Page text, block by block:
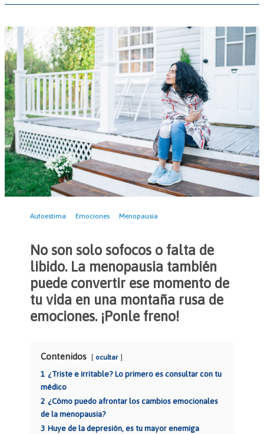
Autoestima Emociones Menopausia
No son solo sofocos o falta de
libido. La menopausia también
puede convertir ese momento de
tu vida en una montaña rusa de
emociones. ¡Ponle freno!
Contenidos ocultar
1 ¿Triste e irritable? Lo primero es consultar con tu
médico
2 ¿Cómo puedo afrontar los cambios emocionales
de la menopausia?
3 Huye de la depresión, es tu mayor enemiga